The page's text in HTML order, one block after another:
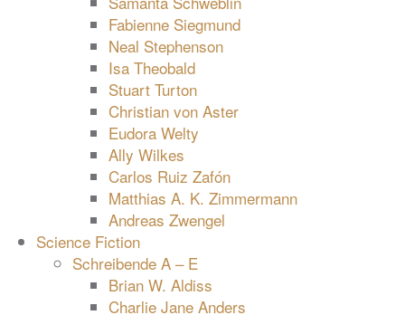
Fabienne Siegmund
Neal Stephenson
Isa Theobald
Stuart Turton
Christian von Aster
Eudora Welty
Ally Wilkes
Carlos Ruiz Zafón
Matthias A. K. Zimmermann
Andreas Zwengel
Science Fiction
Schreibende A – E
Brian W. Aldiss
Charlie Jane Anders